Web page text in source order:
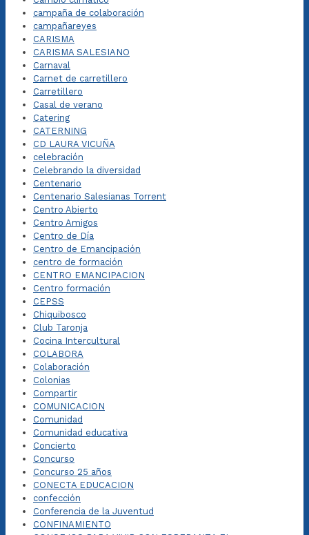
campaña de colaboración
campañareyes
CARISMA
CARISMA SALESIANO
Carnaval
Carnet de carretillero
Carretillero
Casal de verano
Catering
CATERNING
CD LAURA VICUÑA
celebración
Celebrando la diversidad
Centenario
Centenario Salesianas Torrent
Centro Abierto
Centro Amigos
Centro de Día
Centro de Emancipación
centro de formación
CENTRO EMANCIPACION
Centro formación
CEPSS
Chiquibosco
Club Taronja
Cocina Intercultural
COLABORA
Colaboración
Colonias
Compartir
COMUNICACION
Comunidad
Comunidad educativa
Concierto
Concurso
Concurso 25 años
CONECTA EDUCACION
confección
Conferencia de la Juventud
CONFINAMIENTO